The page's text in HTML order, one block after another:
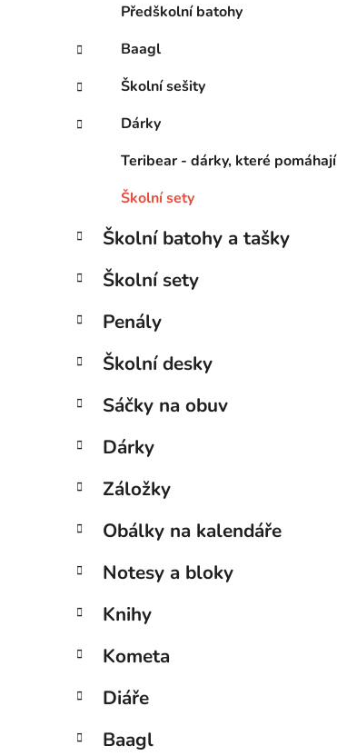
Předškolní batohy
Baagl
Školní sešity
Dárky
Teribear - dárky, které pomáhají
Školní sety
Školní batohy a tašky
Školní sety
Penály
Školní desky
Sáčky na obuv
Dárky
Záložky
Obálky na kalendáře
Notesy a bloky
Knihy
Kometa
Diáře
Baagl